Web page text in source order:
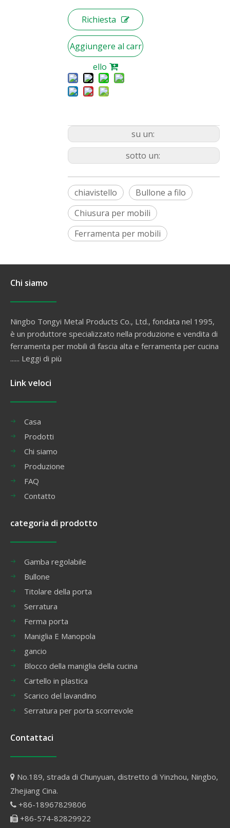
Richiesta
Aggiungere al carr
ello
su un:
sotto un:
chiavistello
Bullone a filo
Chiusura per mobili
Ferramenta per mobili
Chi siamo
Ningbo Tongyi Metal Products Co., Ltd., fondata nel 1995,
è un produttore specializzato nella produzione e vendita di
ferramenta per mobili di fascia alta e ferramenta per cucina
...... Leggi di più
Link veloci
Casa
Prodotti
Chi siamo
Produzione
FAQ
Contatto
categoria di prodotto
Gamba regolabile
Bullone
Titolare della porta
Serratura
Ferma porta
Maniglia E Manopola
gancio
Blocco della maniglia della cucina
Cartello in plastica
Scarico del lavandino
Serratura per porta scorrevole
Contattaci
 No.189, strada di Chunyuan, distretto di Yinzhou, Ningbo,
Zhejiang Cina.
 +86-18967829806
 +86-574-82829922